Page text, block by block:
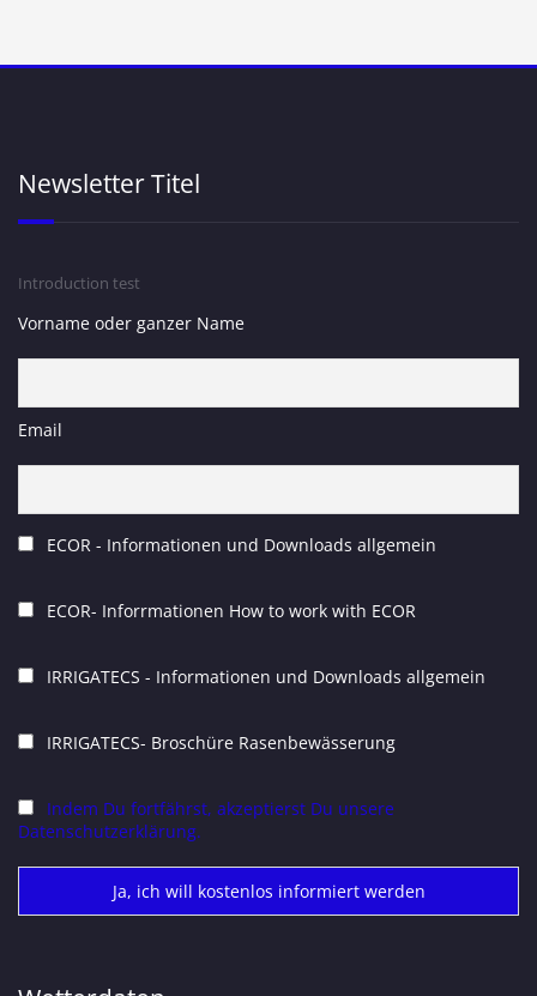
Newsletter Titel
Introduction test
Vorname oder ganzer Name
Email
ECOR - Informationen und Downloads allgemein
ECOR- Inforrmationen How to work with ECOR
IRRIGATECS - Informationen und Downloads allgemein
IRRIGATECS- Broschüre Rasenbewässerung
Indem Du fortfährst, akzeptierst Du unsere
Datenschutzerklärung.